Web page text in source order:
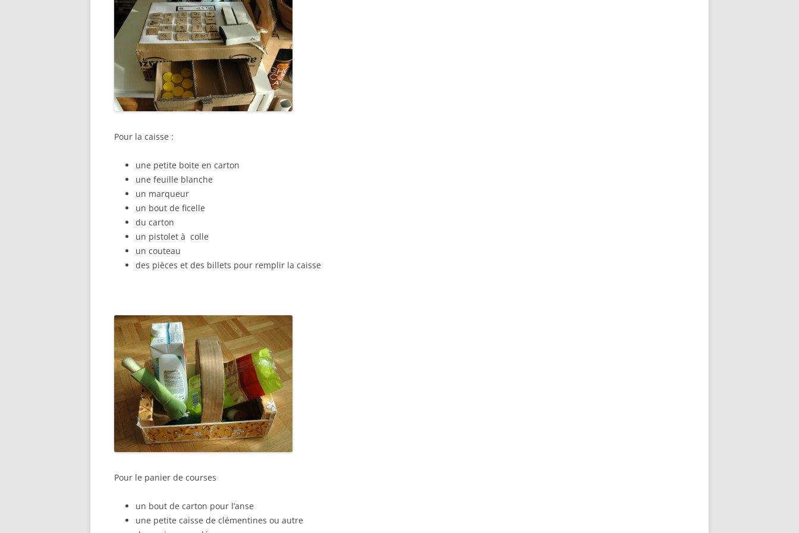
Pour la caisse :
une petite boite en carton
une feuille blanche
un marqueur
un bout de ficelle
du carton
un pistolet à colle
un couteau
des pièces et des billets pour remplir la caisse
Pour le panier de courses
un bout de carton pour l’anse
une petite caisse de clémentines ou autre